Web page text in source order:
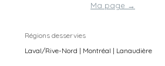
Ma page →
Régions desservies
Laval/Rive-Nord | Montréal | Lanaudière